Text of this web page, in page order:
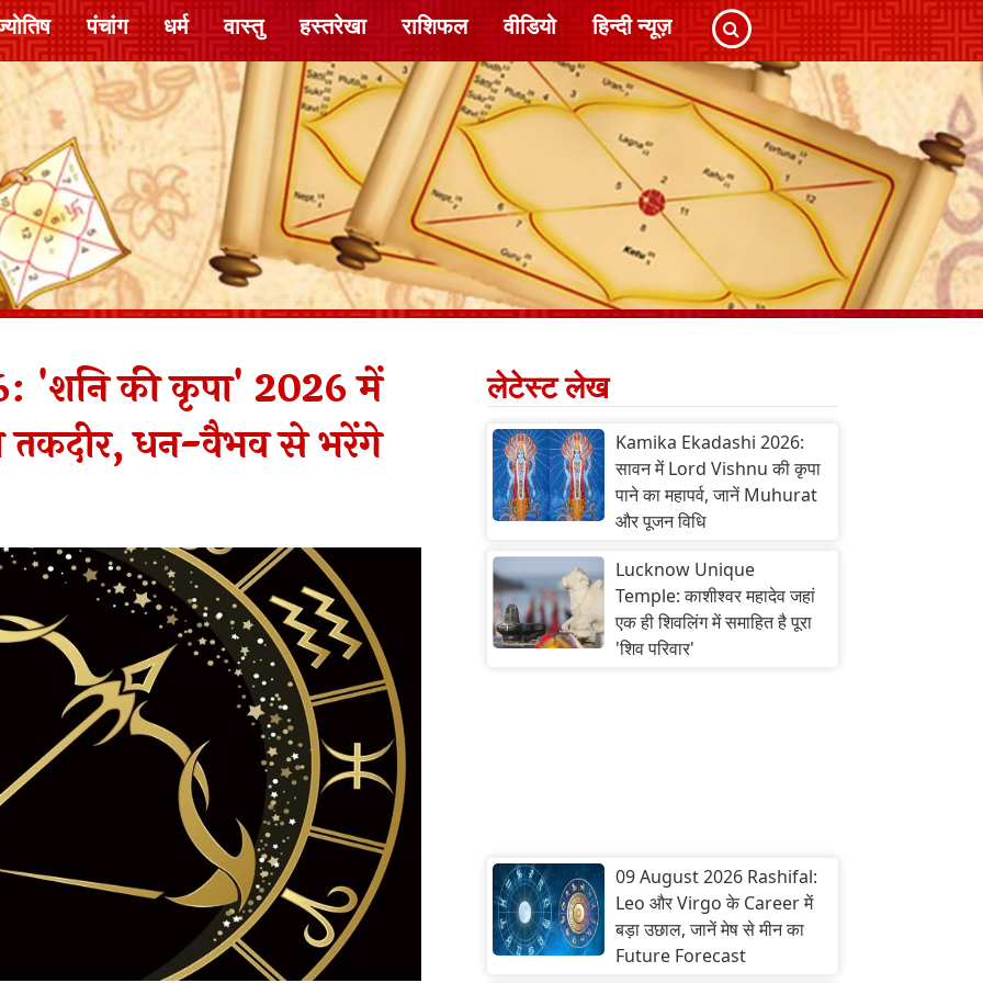
पंचांग धर्म वास्तु हस्तरेखा राशिफल वीडियो हिन्दी न्यूज़
'शनि की कृपा' 2026 में
तकदीर, धन-वैभव से भरेंगे
लेटेस्ट लेख
Kamika Ekadashi 2026:
सावन में Lord Vishnu की कृपा
पाने का महापर्व, जानें Muhurat
और पूजन विधि
Lucknow Unique
Temple: काशीश्वर महादेव जहां
एक ही शिवलिंग में समाहित है पूरा
'शिव परिवार'
09 August 2026 Rashifal:
Leo और Virgo के Career में
बड़ा उछाल, जानें मेष से मीन का
Future Forecast